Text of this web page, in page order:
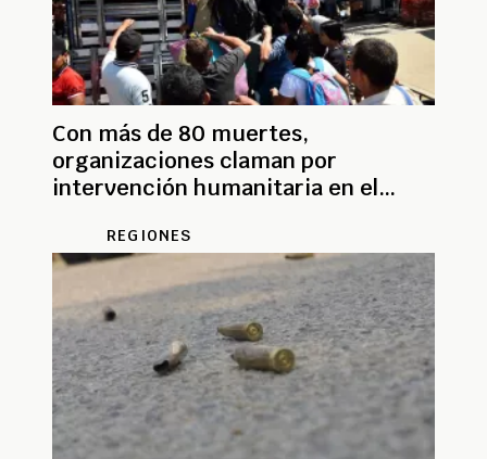
Con más de 80 muertes,
organizaciones claman por
intervención humanitaria en el
REGIONES